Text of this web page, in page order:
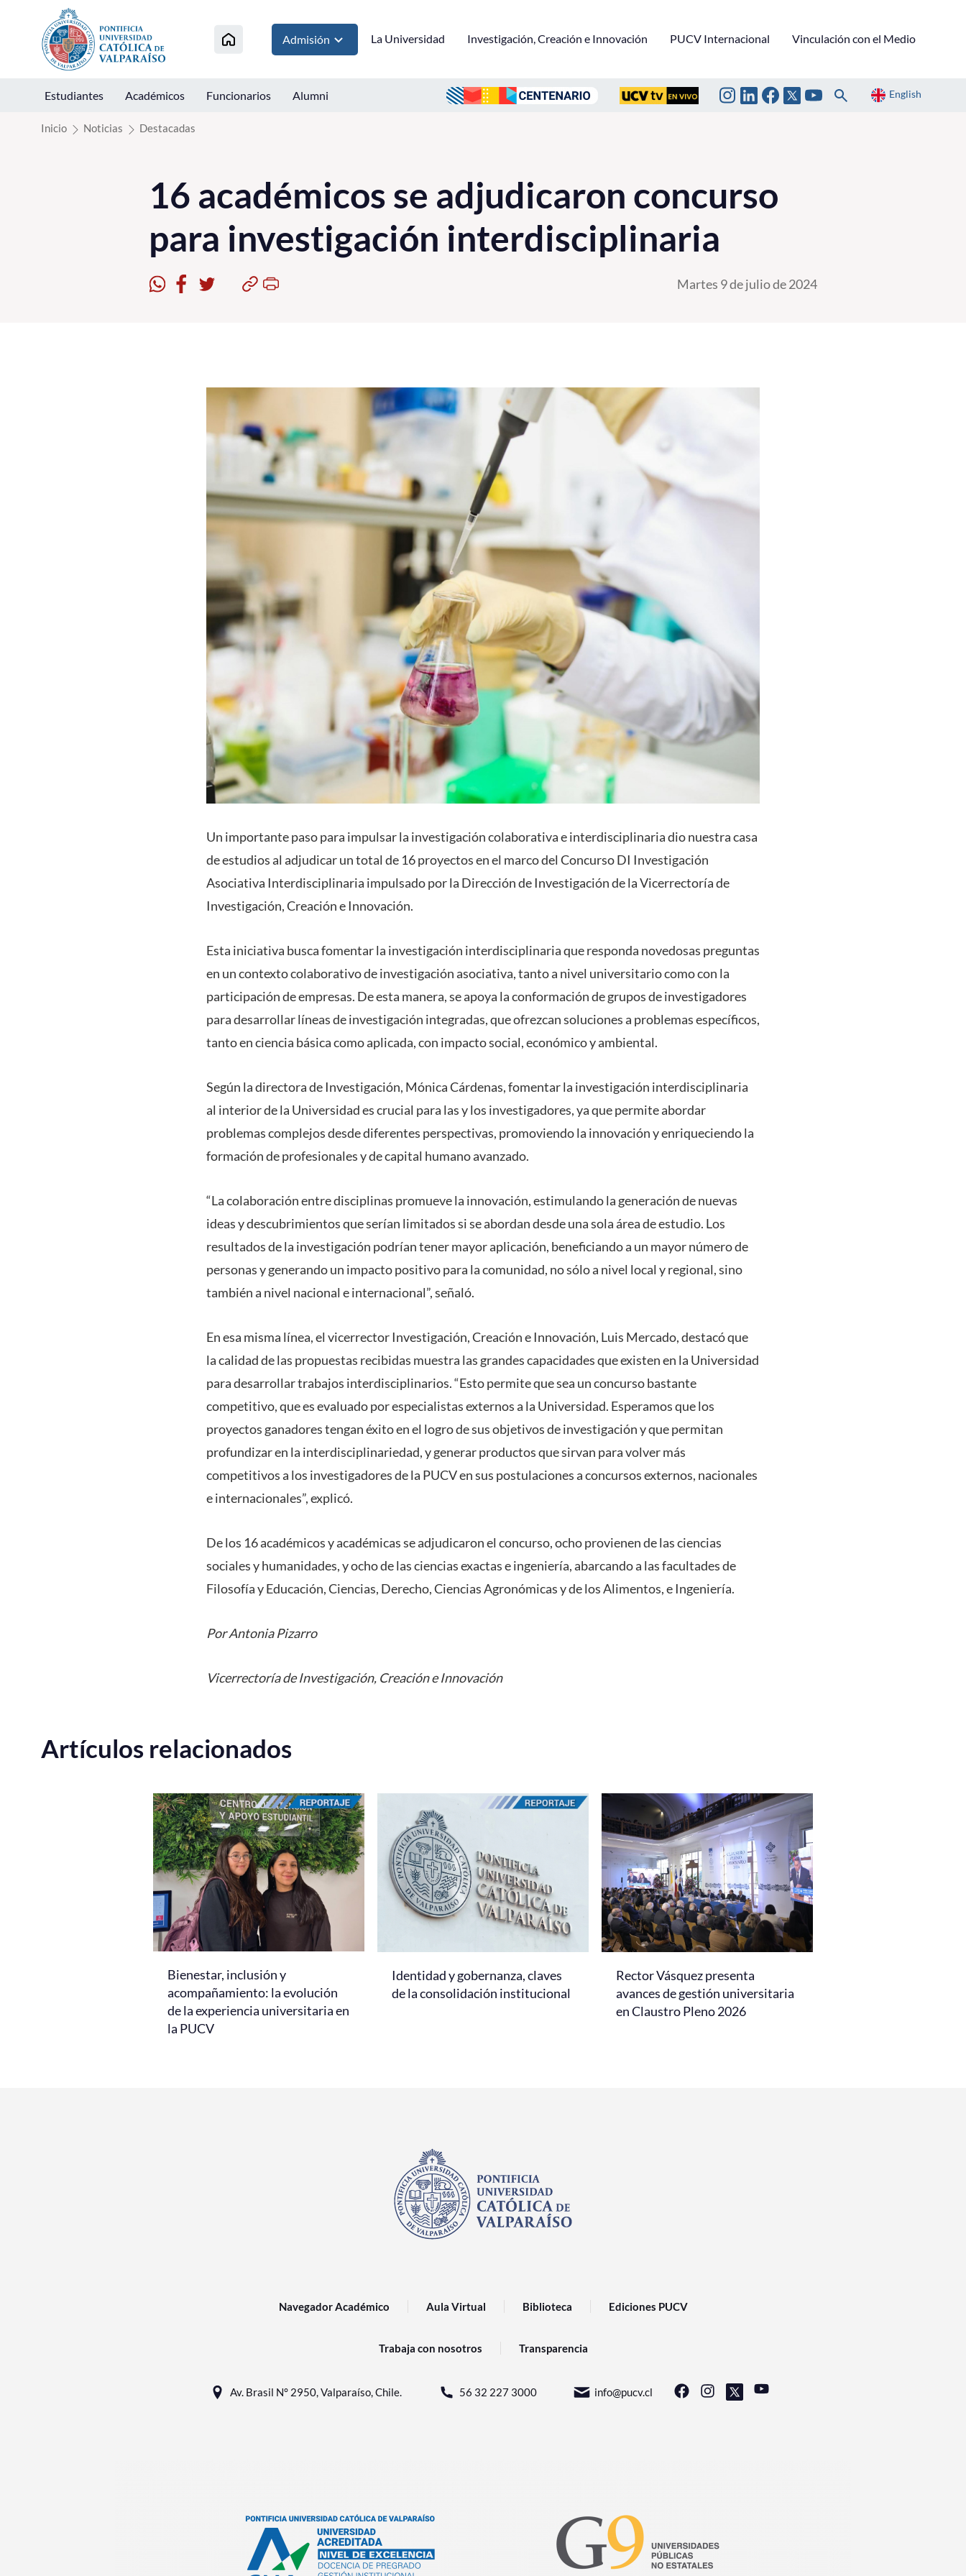
Click acá para ir directamente al contenido
Admisión La Universidad Investigación, Creación e Innovación PUCV Internacional Vinculación con el Medio
Estudiantes Académicos Funcionarios Alumni English
Inicio Noticias Destacadas
16 académicos se adjudicaron concurso
para investigación interdisciplinaria
Martes 9 de julio de 2024
Un importante paso para impulsar la investigación colaborativa e interdisciplinaria dio nuestra casa
de estudios al adjudicar un total de 16 proyectos en el marco del Concurso DI Investigación
Asociativa Interdisciplinaria impulsado por la Dirección de Investigación de la Vicerrectoría de
Investigación, Creación e Innovación.
Esta iniciativa busca fomentar la investigación interdisciplinaria que responda novedosas preguntas
en un contexto colaborativo de investigación asociativa, tanto a nivel universitario como con la
participación de empresas. De esta manera, se apoya la conformación de grupos de investigadores
para desarrollar líneas de investigación integradas, que ofrezcan soluciones a problemas específicos,
tanto en ciencia básica como aplicada, con impacto social, económico y ambiental.
Según la directora de Investigación, Mónica Cárdenas, fomentar la investigación interdisciplinaria
al interior de la Universidad es crucial para las y los investigadores, ya que permite abordar
problemas complejos desde diferentes perspectivas, promoviendo la innovación y enriqueciendo la
formación de profesionales y de capital humano avanzado.
“La colaboración entre disciplinas promueve la innovación, estimulando la generación de nuevas
ideas y descubrimientos que serían limitados si se abordan desde una sola área de estudio. Los
resultados de la investigación podrían tener mayor aplicación, beneficiando a un mayor número de
personas y generando un impacto positivo para la comunidad, no sólo a nivel local y regional, sino
también a nivel nacional e internacional”, señaló.
En esa misma línea, el vicerrector Investigación, Creación e Innovación, Luis Mercado, destacó que
la calidad de las propuestas recibidas muestra las grandes capacidades que existen en la Universidad
para desarrollar trabajos interdisciplinarios. “Esto permite que sea un concurso bastante
competitivo, que es evaluado por especialistas externos a la Universidad. Esperamos que los
proyectos ganadores tengan éxito en el logro de sus objetivos de investigación y que permitan
profundizar en la interdisciplinariedad, y generar productos que sirvan para volver más
competitivos a los investigadores de la PUCV en sus postulaciones a concursos externos, nacionales
e internacionales”, explicó.
De los 16 académicos y académicas se adjudicaron el concurso, ocho provienen de las ciencias
sociales y humanidades, y ocho de las ciencias exactas e ingeniería, abarcando a las facultades de
Filosofía y Educación, Ciencias, Derecho, Ciencias Agronómicas y de los Alimentos, e Ingeniería.
Por Antonia Pizarro
Vicerrectoría de Investigación, Creación e Innovación
Artículos relacionados
Bienestar, inclusión y
acompañamiento: la evolución
de la experiencia universitaria en
la PUCV
Identidad y gobernanza, claves
de la consolidación institucional
Rector Vásquez presenta
avances de gestión universitaria
en Claustro Pleno 2026
Navegador Académico Aula Virtual Biblioteca Ediciones PUCV
Trabaja con nosotros Transparencia
Av. Brasil N° 2950, Valparaíso, Chile. 56 32 227 3000 info@pucv.cl